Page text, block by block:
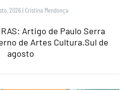
2026 | Cristina Mendonça
Artigo de Paulo Serra
de Artes Cultura.Sul de
agosto